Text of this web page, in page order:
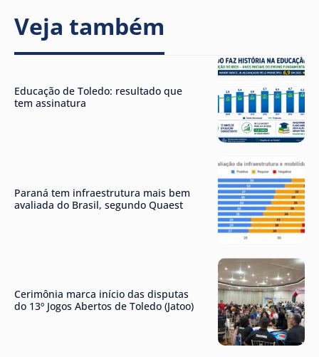
Veja também
Educação de Toledo: resultado que
tem assinatura
Paraná tem infraestrutura mais bem
avaliada do Brasil, segundo Quaest
Cerimônia marca início das disputas
do 13º Jogos Abertos de Toledo (Jatoo)